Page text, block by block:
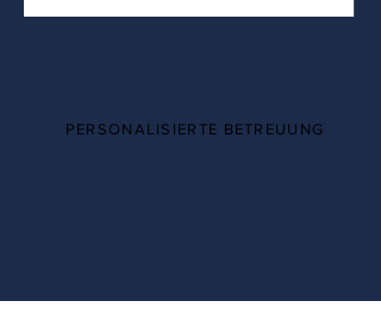
PERSONALISIERTE BETREUUNG